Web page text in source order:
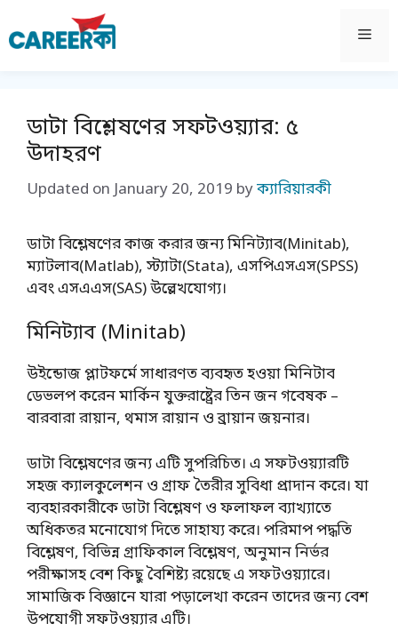
to
content
ডাটা বিশ্লেষণের সফটওয়্যার: ৫
উদাহরণ
Updated on January 20, 2019 byক্যারিয়ারকী
ডাটা বিশ্লেষণের কাজ করার জন্য মিনিট্যাব(Minitab),
ম্যাটলাব(Matlab), স্ট্যাটা(Stata), এসপিএসএস(SPSS)
এবং এসএএস(SAS) উল্লেখযোগ্য।
মিনিট্যাব (Minitab)
উইন্ডোজ প্লাটফর্মে সাধারণত ব্যবহৃত হওয়া মিনিটাব
ডেভলপ করেন মার্কিন যুক্তরাষ্ট্রের তিন জন গবেষক –
বারবারা রায়ান, থমাস রায়ান ও ব্রায়ান জয়নার।
ডাটা বিশ্লেষণের জন্য এটি সুপরিচিত। এ সফটওয়্যারটি
সহজ ক্যালকুলেশন ও গ্রাফ তৈরীর সুবিধা প্রাদান করে। যা
ব্যবহারকারীকে ডাটা বিশ্লেষণ ও ফলাফল ব্যাখ্যাতে
অধিকতর মনোযোগ দিতে সাহায্য করে। পরিমাপ পদ্ধতি
বিশ্লেষণ, বিভিন্ন গ্রাফিকাল বিশ্লেষণ, অনুমান নির্ভর
পরীক্ষাসহ বেশ কিছু বৈশিষ্ট্য রয়েছে এ সফটওয়্যারে।
সামাজিক বিজ্ঞানে যারা পড়ালেখা করেন তাদের জন্য বেশ
উপযোগী সফটওয়্যার এটি।